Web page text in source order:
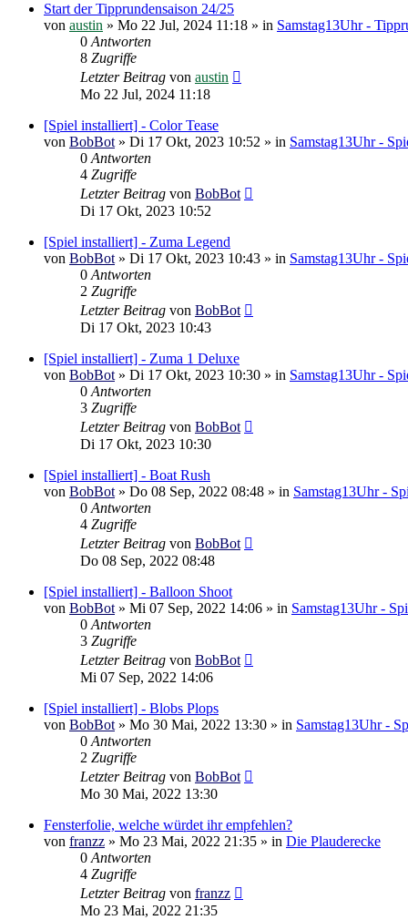
Start der Tipprundensaison 24/25
von austin » Mo 22 Jul, 2024 11:18 » in Samstag13Uhr -
0 Antworten
8 Zugriffe
Letzter Beitrag von austin
Mo 22 Jul, 2024 11:18
[Spiel installiert] - Color Tease
von BobBot » Di 17 Okt, 2023 10:52 » in Samstag13Uhr -
0 Antworten
4 Zugriffe
Letzter Beitrag von BobBot
Di 17 Okt, 2023 10:52
[Spiel installiert] - Zuma Legend
von BobBot » Di 17 Okt, 2023 10:43 » in Samstag13Uhr -
0 Antworten
2 Zugriffe
Letzter Beitrag von BobBot
Di 17 Okt, 2023 10:43
[Spiel installiert] - Zuma 1 Deluxe
von BobBot » Di 17 Okt, 2023 10:30 » in Samstag13Uhr -
0 Antworten
3 Zugriffe
Letzter Beitrag von BobBot
Di 17 Okt, 2023 10:30
[Spiel installiert] - Boat Rush
von BobBot » Do 08 Sep, 2022 08:48 » in Samstag13Uhr -
0 Antworten
4 Zugriffe
Letzter Beitrag von BobBot
Do 08 Sep, 2022 08:48
[Spiel installiert] - Balloon Shoot
von BobBot » Mi 07 Sep, 2022 14:06 » in Samstag13Uhr -
0 Antworten
3 Zugriffe
Letzter Beitrag von BobBot
Mi 07 Sep, 2022 14:06
[Spiel installiert] - Blobs Plops
von BobBot » Mo 30 Mai, 2022 13:30 » in Samstag13Uhr -
0 Antworten
2 Zugriffe
Letzter Beitrag von BobBot
Mo 30 Mai, 2022 13:30
Fensterfolie, welche würdet ihr empfehlen?
von franzz » Mo 23 Mai, 2022 21:35 » in Die Plauderecke
0 Antworten
4 Zugriffe
Letzter Beitrag von franzz
Mo 23 Mai, 2022 21:35